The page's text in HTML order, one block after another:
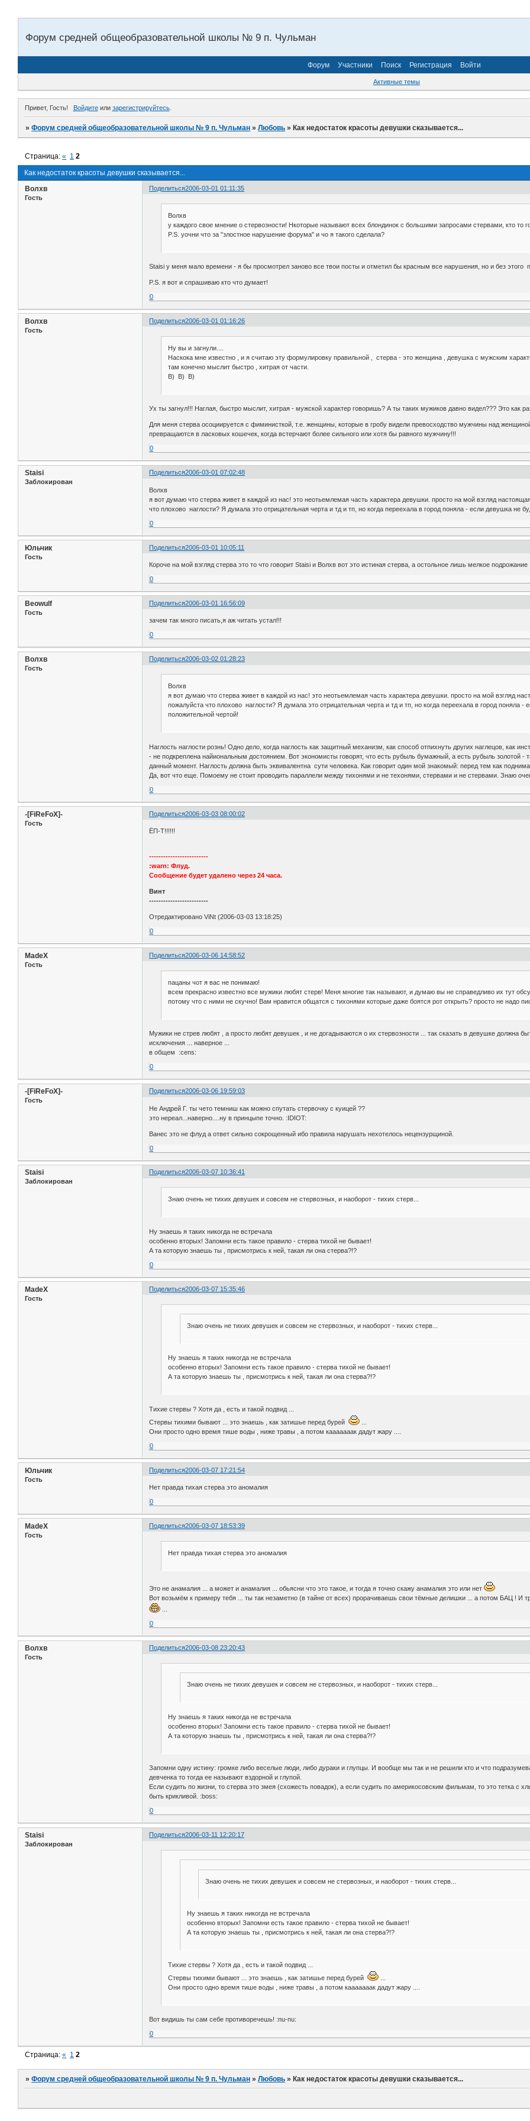
Форум средней общеобразовательной школы № 9 п. Чульман
Форум Участники Поиск Регистрация Войти
Активные темы
Привет, Гость! Войдитеили зарегистрируйтесь.
»Форум средней общеобразовательной школы № 9 п. Чульман »Любовь »Как недостаток красоты девушки сказывается...
Как недостаток красоты девушки сказывается...
Страница:« 1 2
Поделиться2006-03-01 01:11:35
Волхв
Гость
Волхв
у каждого свое мнение о стервозности! Нкоторые называют всех блондинок с большими запросами стервами, кто то
P.S. уочни что за "злостное нарушение форума" и чо я такого сделала?
Staisi у меня мало времени - я бы просмотрел заново все твои посты и отметил бы красным все нарушения, но и без этого
P.S. я вот и спрашиваю кто что думает!
0
Поделиться2006-03-01 01:16:26
Волхв
Гость
Ну вы и загнули....
Наскока мне известно , и я считаю эту формулировку правильной , стерва - это женщина , девушка с мужским
там конечно мыслит быстро , хитрая от части.
B) B) B)
Ух ты загнул!!! Наглая, быстро мыслит, хитрая - мужской характер говоришь? А ты таких мужиков давно видел??? Это как
Для меня стерва осоциируется с фиминисткой, т.е. женщины, которые в гробу видели превосходство мужчины над
превращаются в ласковых кошечек, когда встерчают более сильного или хотя бы равного мужчину!!!
0
Поделиться2006-03-01 07:02:48
Staisi
Заблокирован
Волхв
я вот думаю что стерва живет в каждой из нас! это неотьемлемая часть характера девушки. просто на мой взгляд
что плохово наглости? Я думала это отрицательная черта и тд и тп, но когда переехала в город поняла - если девушка не
0
Поделиться2006-03-01 10:05:11
Юльчик
Гость
Короче на мой взгляд стерва это то что говорит Staisi и Волхв вот это истиная стерва, а остольное лишь мелкое подрожание
0
Поделиться2006-03-01 16:56:09
Beowulf
Гость
зачем так много писать,я аж читать устал!!!
0
Поделиться2006-03-02 01:28:23
Волхв
Гость
Волхв
я вот думаю что стерва живет в каждой из нас! это неотьемлемая часть характера девушки. просто на мой взгляд
пожалуйста что плохово наглости? Я думала это отрицательная черта и тд и тп, но когда переехала в город поняла
положительной чертой!
Наглость наглости рознь! Одно дело, когда наглость как защитный механизм, как способ отпихнуть других наглецов, как
- не подкреплена найиональным достоянием. Вот экономисты говорят, что есть рубыль бумажный, а есть рубыль золотой -
данный момент. Наглость должна быть эквивалентна сути человека. Как говорит один мой знакомый: перед тем как
Да, вот что еще. Помоему не стоит проводить параллели между тихонями и не техонями, стервами и не стервами. Знаю
0
Поделиться2006-03-03 08:00:02
-[FiReFoX]-
Гость
ЁП-Т!!!!!!
-------------------------
:warn: Флуд.
Сообщение будет удалено через 24 часа.
Винт
-------------------------
Отредактировано ViNt (2006-03-03 13:18:25)
0
Поделиться2006-03-06 14:58:52
MadeX
Гость
пацаны чот я вас не понимаю!
всем прекрасно известно все мужики любят стерв! Меня многие так называют, и думаю вы не справедливо их тут
потому что с ними не скучно! Вам нравится общатся с тихонями которые даже боятся рот открыть? просто не надо
Мужики не стрев любят , а просто любят девушек , и не догадываются о их стервозности ... так сказать в девушке должна
исключения ... наверное ...
в общем :cens:
0
Поделиться2006-03-06 19:59:03
-[FiReFoX]-
Гость
Не Андрей Г. ты чето темниш как можно спутать стервочку с куицей ??
это нереал...наверно....ну в принцыпе точно. :IDIOT:
Ванес это не флуд а ответ сильно сокрощенный ибо правила нарушать нехотелось нецензурщиной.
0
Поделиться2006-03-07 10:36:41
Staisi
Заблокирован
Знаю очень не тихих девушек и совсем не стервозных, и наоборот - тихих стерв...
Ну знаешь я таких никогда не встречала
особенно вторых! Запомни есть такое правило - стерва тихой не бывает!
А та которую знаешь ты , присмотрись к ней, такая ли она стерва?!?
0
Поделиться2006-03-07 15:35:46
MadeX
Гость
Знаю очень не тихих девушек и совсем не стервозных, и наоборот - тихих стерв...
Ну знаешь я таких никогда не встречала
особенно вторых! Запомни есть такое правило - стерва тихой не бывает!
А та которую знаешь ты , присмотрись к ней, такая ли она стерва?!?
Тихие стервы ? Хотя да , есть и такой подвид ...
Стервы тихими бывают ... это знаешь , как затишье перед бурей
Они просто одно время тише воды , ниже травы , а потом кааааааак дадут жару ....
0
Поделиться2006-03-07 17:21:54
Юльчик
Гость
Нет правда тихая стерва это аномалия
0
Поделиться2006-03-07 18:53:39
MadeX
Гость
Нет правда тихая стерва это аномалия
Это не анамалия ... а может и анамалия ... обьясни что это такое, и тогда я точно скажу анамалия это или нет
Вот возьмём к примеру тебя ... ты так незаметно (в тайне от всех) прорачиваешь свои тёмные делишки ... а потом БАЦ ! И
0
Поделиться2006-03-08 23:20:43
Волхв
Гость
Знаю очень не тихих девушек и совсем не стервозных, и наоборот - тихих стерв...
Ну знаешь я таких никогда не встречала
особенно вторых! Запомни есть такое правило - стерва тихой не бывает!
А та которую знаешь ты , присмотрись к ней, такая ли она стерва?!?
Запомни одну истину: громке либо веселые люди, либо дураки и глупцы. И вообще мы так и не решили кто и что
девченка то тогда ее называют вздорной и глупой.
Если судить по жизни, то стерва это змея (схожесть повадок), а если судить по америкосовским фильмам, то это тетка
быть крикливой. :boss:
0
Поделиться2006-03-11 12:20:17
Staisi
Заблокирован
Знаю очень не тихих девушек и совсем не стервозных, и наоборот - тихих стерв...
Ну знаешь я таких никогда не встречала
особенно вторых! Запомни есть такое правило - стерва тихой не бывает!
А та которую знаешь ты , присмотрись к ней, такая ли она стерва?!?
Тихие стервы ? Хотя да , есть и такой подвид ...
Стервы тихими бывают ... это знаешь , как затишье перед бурей
...
Они просто одно время тише воды , ниже травы , а потом кааааааак дадут жару ....
Вот видишь ты сам себе противоречешь! :nu-nu:
0
Страница:« 1 2
»Форум средней общеобразовательной школы № 9 п. Чульман »Любовь » Как недостаток красоты девушки сказывается...